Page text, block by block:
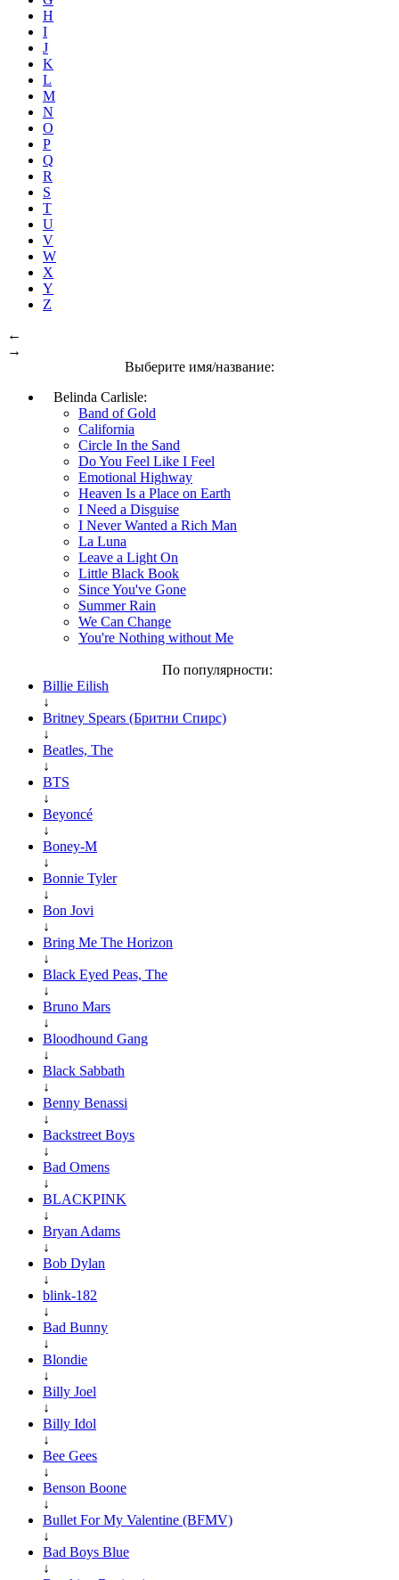
H
I
J
K
L
M
N
O
P
Q
R
S
T
U
V
W
X
Y
Z
←
→
Выберите имя/название:
Belinda Carlisle:
Band of Gold
California
Circle In the Sand
Do You Feel Like I Feel
Emotional Highway
Heaven Is a Place on Earth
I Need a Disguise
I Never Wanted a Rich Man
La Luna
Leave a Light On
Little Black Book
Since You've Gone
Summer Rain
We Can Change
You're Nothing without Me
По популярности:
Billie Eilish
↓
Britney Spears (Бритни Спирс)
↓
Beatles, The
↓
BTS
↓
Beyoncé
↓
Boney-M
↓
Bonnie Tyler
↓
Bon Jovi
↓
Bring Me The Horizon
↓
Black Eyed Peas, The
↓
Bruno Mars
↓
Bloodhound Gang
↓
Black Sabbath
↓
Benny Benassi
↓
Backstreet Boys
↓
Bad Omens
↓
BLACKPINK
↓
Bryan Adams
↓
Bob Dylan
↓
blink-182
↓
Bad Bunny
↓
Blondie
↓
Billy Joel
↓
Billy Idol
↓
Bee Gees
↓
Benson Boone
↓
Bullet For My Valentine (BFMV)
↓
Bad Boys Blue
↓